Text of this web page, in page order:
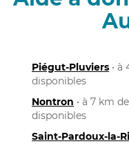
Piégut-Pluviers • à
disponibles
Nontron • à 7 km
disponibles
Saint-Pardoux-la-